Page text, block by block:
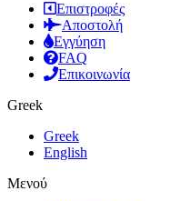
Επιστροφές
Αποστολή
Εγγύηση
FAQ
Επικοινωνία
Greek
Greek
English
Μενού